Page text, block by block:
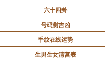
六十四卦
号码测吉凶
手纹在线运势
生男生女清宫表